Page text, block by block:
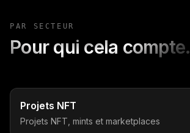
PAR SECTEUR
Pour qui cela compte.
Projets NFT
Projets NFT, mints et marketplaces